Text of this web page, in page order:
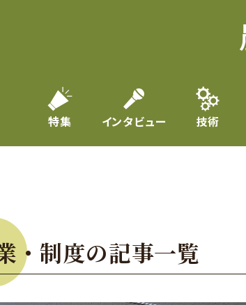
特集 インタビュー 技術
・制度の記事一覧